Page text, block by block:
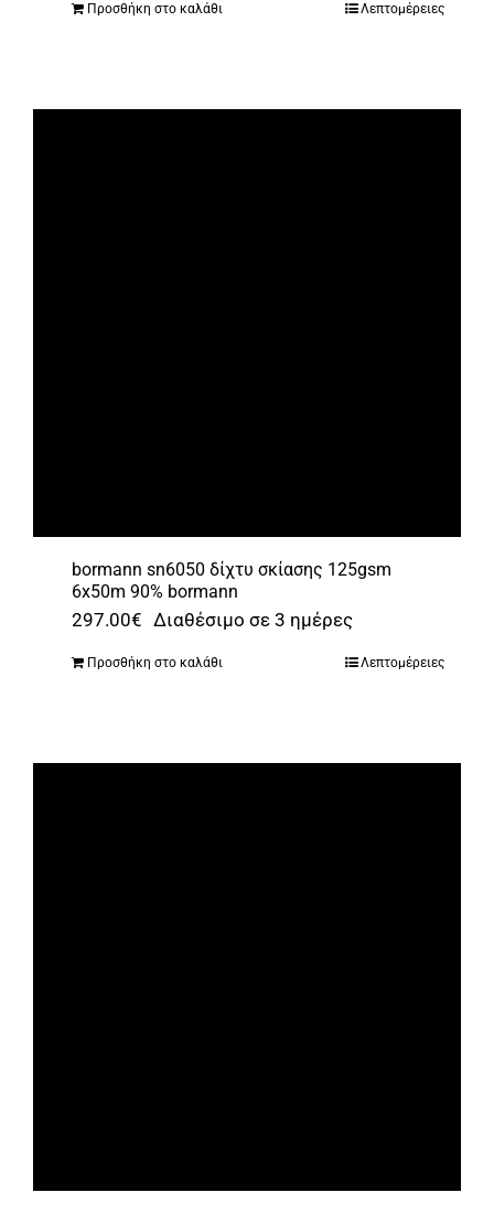
Προσθήκη στο καλάθι Λεπτομέρειες
bormann sn6050 δίχτυ σκίασης 125gsm
6x50m 90% bormann
297.00€ Διαθέσιμο σε 3 ημέρες
Προσθήκη στο καλάθι Λεπτομέρειες